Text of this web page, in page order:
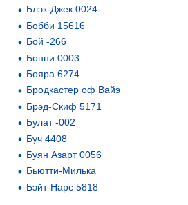
Блэк-Джек 0024
Бобби 15616
Бой -266
Бонни 0003
Бояра 6274
Бродкастер оф Вайэ
Брэд-Скиф 5171
Булат -002
Буч 4408
Буян Азарт 0056
Бьютти-Милька
Бэйт-Нарс 5818